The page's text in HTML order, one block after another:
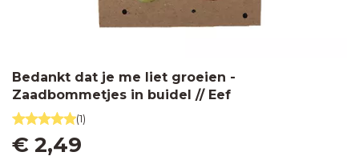
Bedankt dat je me liet groeien -
Zaadbommetjes in buidel // Eef
(1)
€ 2,49